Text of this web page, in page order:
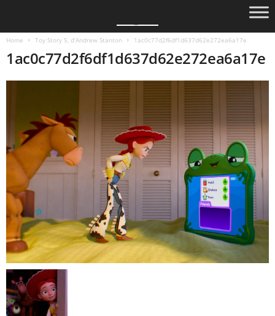
Home Toy Story 5, d’Andrew Stanton 1ac0c77d2f6df1d637d62e272ea6a17e
1ac0c77d2f6df1d637d62e272ea6a17e